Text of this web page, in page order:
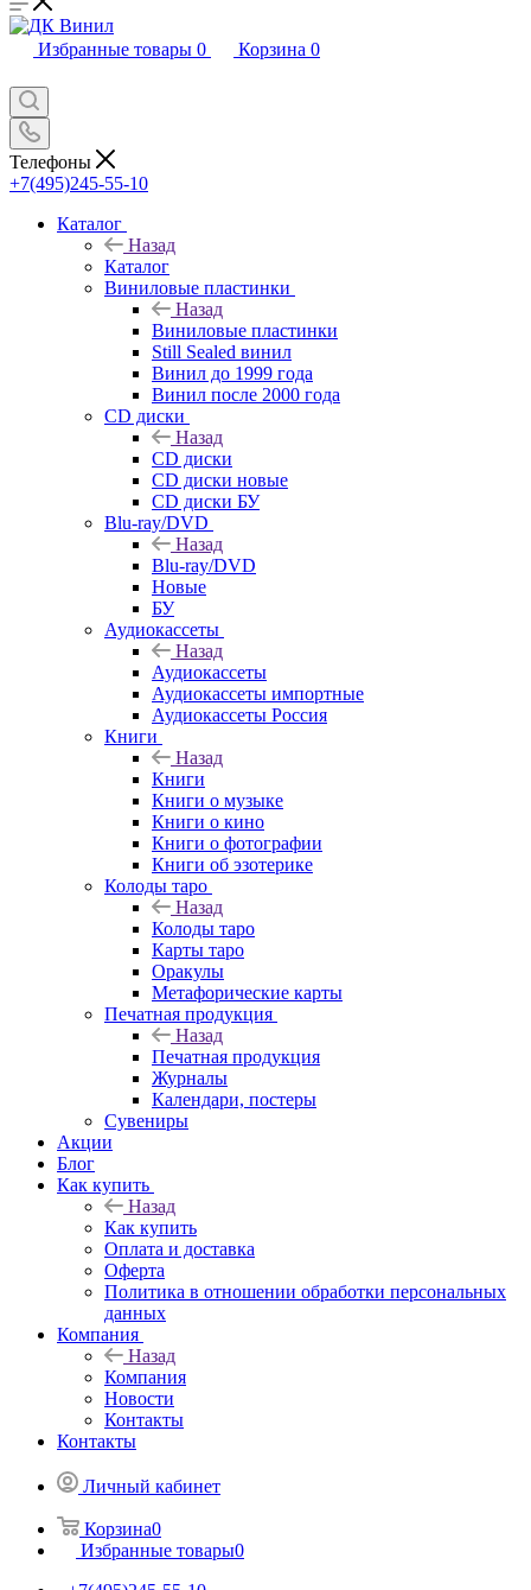
Избранные товары 0 Корзина 0
Телефоны
+7(495)245-55-10
Каталог
Назад
Каталог
Виниловые пластинки
Назад
Виниловые пластинки
Still Sealed винил
Винил до 1999 года
Винил после 2000 года
CD диски
Назад
CD диски
CD диски новые
CD диски БУ
Blu-ray/DVD
Назад
Blu-ray/DVD
Новые
БУ
Аудиокассеты
Назад
Аудиокассеты
Аудиокассеты импортные
Аудиокассеты Россия
Книги
Назад
Книги
Книги о музыке
Книги о кино
Книги о фотографии
Книги об эзотерике
Колоды таро
Назад
Колоды таро
Карты таро
Оракулы
Метафорические карты
Печатная продукция
Назад
Печатная продукция
Журналы
Календари, постеры
Сувениры
Акции
Блог
Как купить
Назад
Как купить
Оплата и доставка
Оферта
Политика в отношении обработки персональных
данных
Компания
Назад
Компания
Новости
Контакты
Контакты
Личный кабинет
Корзина0
Избранные товары0